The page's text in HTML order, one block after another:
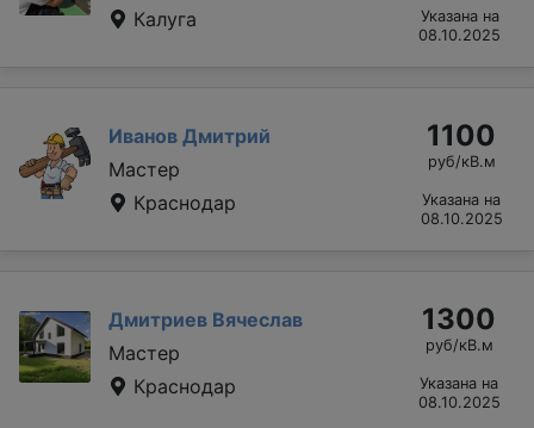
Калуга
Указана на
08.10.2025
Иванов Дмитрий
Мастер
Краснодар
1100
руб/кВ.м
Указана на
08.10.2025
Дмитриев Вячеслав
Мастер
Краснодар
1300
руб/кВ.м
Указана на
08.10.2025